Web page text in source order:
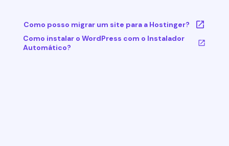
Como posso migrar um site para a Hostinger?
Como instalar o WordPress com o Instalador
Automático?